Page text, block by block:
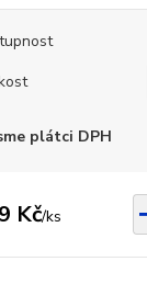
plátci DPH
Kč/ks